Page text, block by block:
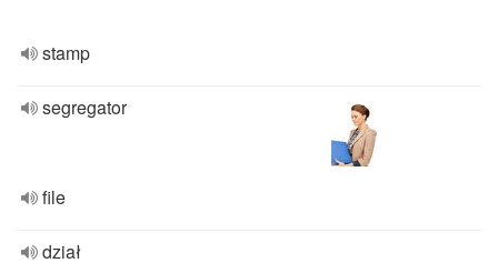
stamp
segregator
file
dział